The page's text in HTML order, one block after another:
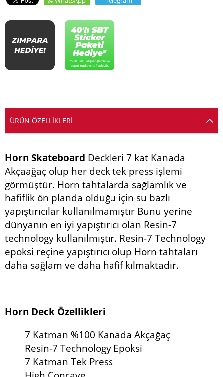
ÜRÜN ÖZELLIKLERI
Horn Skateboard Deckleri 7 kat Kanada
Akçaağaç olup her deck tek press işlemi
görmüştür. Horn tahtalarda sağlamlık ve
hafiflik ön planda olduğu için su bazlı
yapıştırıcılar kullanılmamıştır Bunu yerine
dünyanın en iyi yapıştırıcı olan Resin-7
technology kullanılmıştır. Resin-7 Technology
epoksi reçine yapıştırıcı olup Horn tahtaları
daha sağlam ve daha hafif kılmaktadır.
Horn Deck Özellikleri
7 Katman %100 Kanada Akçağaç
Resin-7 Technology Epoksi
7 Katman Tek Press